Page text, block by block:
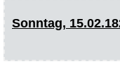
Sonntag,